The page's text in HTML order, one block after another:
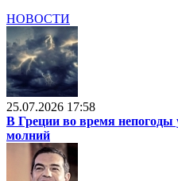
НОВОСТИ
25.07.2026 17:58
В Греции во время непогоды
молний